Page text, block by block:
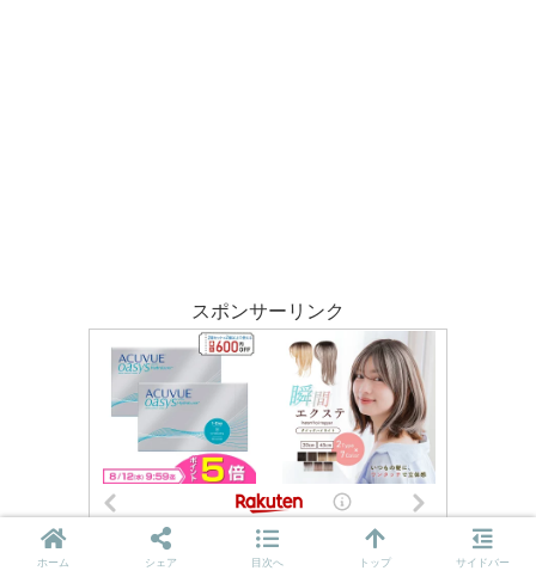
スポンサーリンク
ホーム シェア 目次へ トップ サイドバー